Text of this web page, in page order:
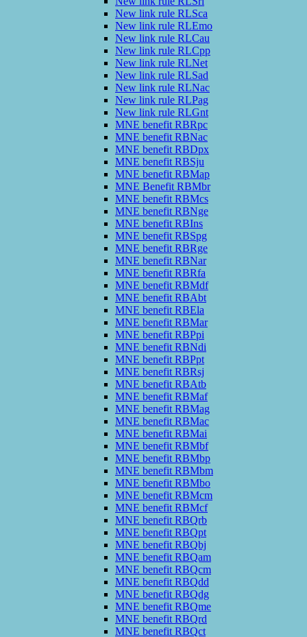
New link rule RLSca
New link rule RLEmo
New link rule RLCau
New link rule RLCpp
New link rule RLNet
New link rule RLSad
New link rule RLNac
New link rule RLPag
New link rule RLGnt
MNE benefit RBRpc
MNE benefit RBNac
MNE benefit RBDpx
MNE benefit RBSju
MNE benefit RBMap
MNE Benefit RBMbr
MNE benefit RBMcs
MNE benefit RBNge
MNE benefit RBIns
MNE benefit RBSpg
MNE benefit RBRge
MNE benefit RBNar
MNE benefit RBRfa
MNE benefit RBMdf
MNE benefit RBAbt
MNE benefit RBEla
MNE benefit RBMar
MNE benefit RBPpi
MNE benefit RBNdi
MNE benefit RBPpt
MNE benefit RBRsj
MNE benefit RBAtb
MNE benefit RBMaf
MNE benefit RBMag
MNE benefit RBMac
MNE benefit RBMai
MNE benefit RBMbf
MNE benefit RBMbp
MNE benefit RBMbm
MNE benefit RBMbo
MNE benefit RBMcm
MNE benefit RBMcf
MNE benefit RBQrb
MNE benefit RBQpt
MNE benefit RBQbj
MNE benefit RBQam
MNE benefit RBQcm
MNE benefit RBQdd
MNE benefit RBQdg
MNE benefit RBQme
MNE benefit RBQrd
MNE benefit RBQct